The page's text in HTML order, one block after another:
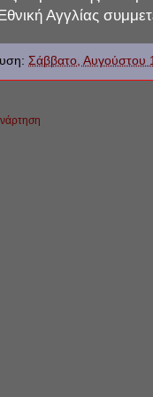
Αγγλίας
Σάββατο, Αυγούστου